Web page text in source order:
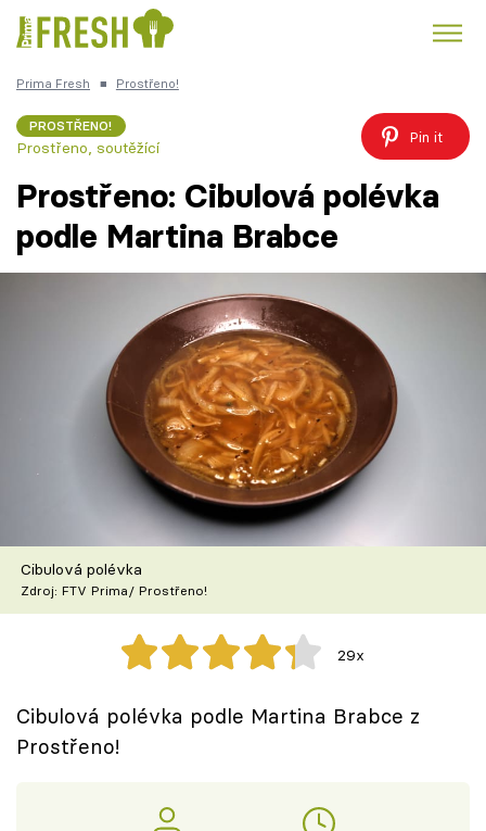
Česká kuchyně
TV Program
Škola vaření
Recepty z TV
Speciál: Cuketa
Těhotnej kuchař
Sledujte prima+
Prima Fresh ■ Prostřeno!
PROSTŘENO!
Prostřeno, soutěžící
Pin it
Prostřeno: Cibulová polévka
podle Martina Brabce
Cibulová polévka
Zdroj: FTV Prima/ Prostřeno!
29x
Cibulová polévka podle Martina Brabce z
Prostřeno!